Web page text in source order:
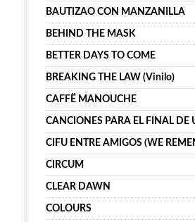
BAUTIZAO CON MANZANILLA
BEHIND THE MASK
BETTER DAYS TO COME
BREAKING THE LAW (Vinilo)
CAFFË MANOUCHE
CANCIONES PARA EL FINAL DE
CIFU ENTRE AMIGOS (WE
CIRCUM
CLEAR DAWN
COLOURS